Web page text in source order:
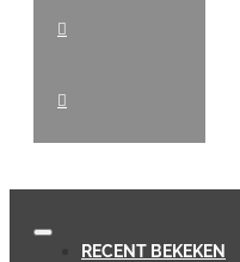
RECENT BEKEKEN